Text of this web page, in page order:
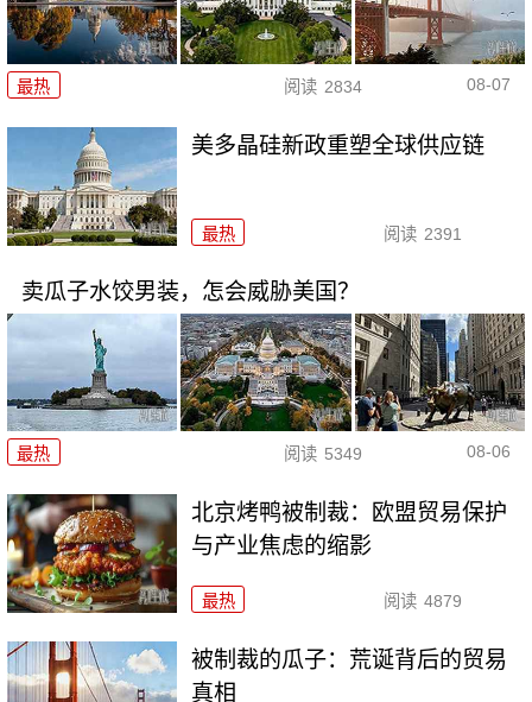
最热 阅读 2834 08-07
美多晶硅新政重塑全球供应链
最热 阅读 2391
卖瓜子水饺男装，怎会威胁美国？
最热 阅读 5349 08-06
北京烤鸭被制裁：欧盟贸易保护
与产业焦虑的缩影
最热 阅读 4879
被制裁的瓜子：荒诞背后的贸易
真相